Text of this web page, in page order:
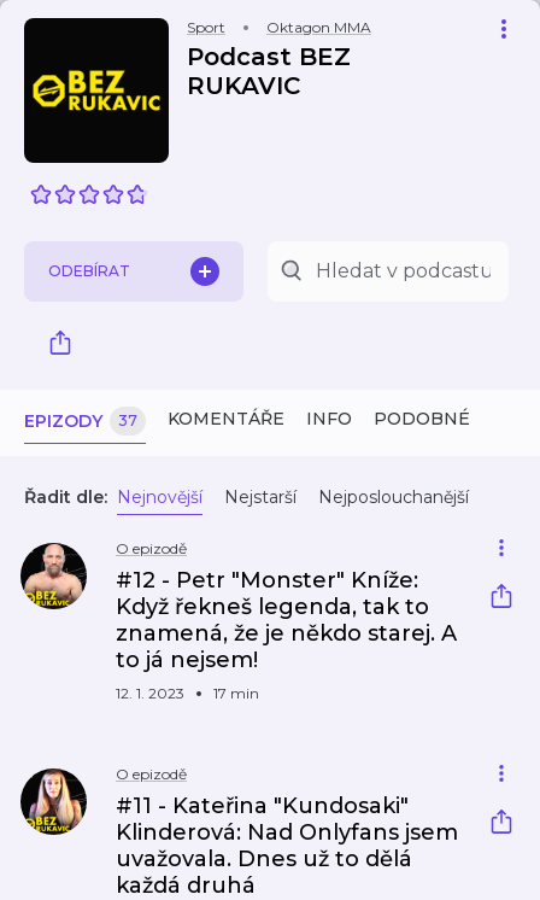
Sport Oktagon MMA
Podcast BEZ
RUKAVIC
ODEBÍRAT
EPIZODY 37 KOMENTÁŘE INFO PODOBNÉ
Řadit dle: Nejnovější Nejstarší Nejposlouchanější
O epizodě
#12 - Petr "Monster" Kníže:
Když řekneš legenda, tak to
znamená, že je někdo starej. A
to já nejsem!
12. 1. 2023 17 min
O epizodě
#11 - Kateřina "Kundosaki"
Klinderová: Nad Onlyfans jsem
uvažovala. Dnes už to dělá
každá druhá